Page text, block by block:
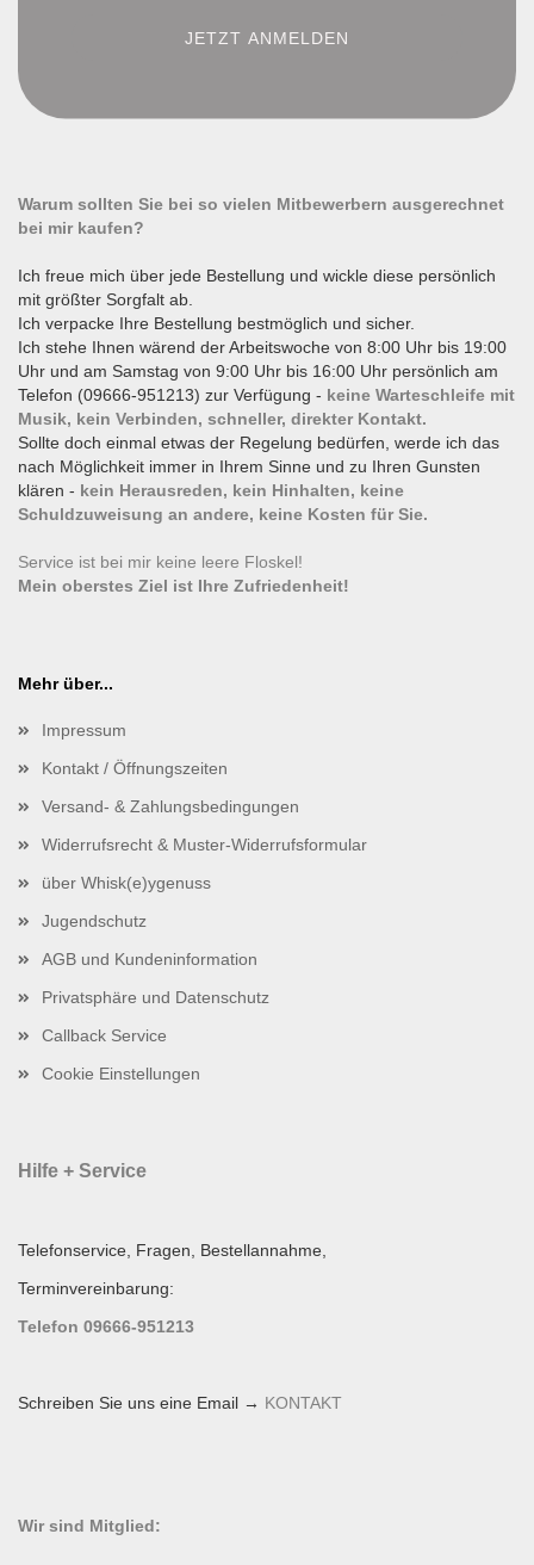
Warum sollten Sie bei so vielen Mitbewerbern ausgerechnet
bei mir kaufen?
Ich freue mich über jede Bestellung und wickle diese persönlich
mit größter Sorgfalt ab.
Ich verpacke Ihre Bestellung bestmöglich und sicher.
Ich stehe Ihnen wärend der Arbeitswoche von 8:00 Uhr bis 19:00
Uhr und am Samstag von 9:00 Uhr bis 16:00 Uhr persönlich am
Telefon (09666-951213) zur Verfügung - keine Warteschleife mit
Musik, kein Verbinden, schneller, direkter Kontakt.
Sollte doch einmal etwas der Regelung bedürfen, werde ich das
nach Möglichkeit immer in Ihrem Sinne und zu Ihren Gunsten
klären - kein Herausreden, kein Hinhalten, keine
Schuldzuweisung an andere, keine Kosten für Sie.
Service ist bei mir keine leere Floskel!
Mein oberstes Ziel ist Ihre Zufriedenheit!
Mehr über...
Impressum
Kontakt / Öffnungszeiten
Versand- & Zahlungsbedingungen
Widerrufsrecht & Muster-Widerrufsformular
über Whisk(e)ygenuss
Jugendschutz
AGB und Kundeninformation
Privatsphäre und Datenschutz
Callback Service
Cookie Einstellungen
Hilfe + Service
Telefonservice, Fragen, Bestellannahme,
Terminvereinbarung:
Telefon 09666-951213
Schreiben Sie uns eine Email → KONTAKT
Wir sind Mitglied: